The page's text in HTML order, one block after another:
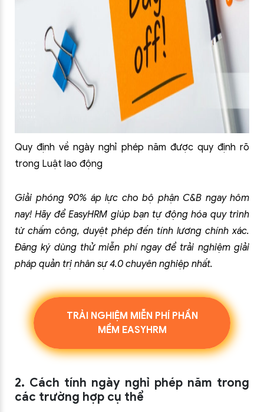
Quy định về ngày nghỉ phép năm được quy định rõ
trong Luật lao động
Giải phóng 90% áp lực cho bộ phận C&B ngay hôm
nay! Hãy để EasyHRM giúp bạn tự động hóa quy trình
từ chấm công, duyệt phép đến tính lương chính xác.
Đăng ký dùng thử miễn phí ngay để trải nghiệm giải
pháp quản trị nhân sự 4.0 chuyên nghiệp nhất.
TRẢI NGHIỆM MIỄN PHÍ PHẦN
MỀM EASYHRM
2. Cách tính ngày nghỉ phép năm trong
các trường hợp cụ thể